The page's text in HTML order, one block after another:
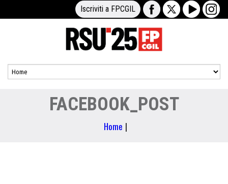
Iscriviti a FPCGIL
FACEBOOK_POST
Home |